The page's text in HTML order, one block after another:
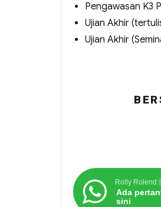
Pengawasan K3
Ujian Akhir
Ujian Akhir
Rolly Rolend
Ada
sini